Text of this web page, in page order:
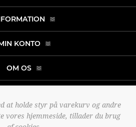
KONTO
OM OS
Alle rettigheder forbeholdt.
bynopCommerce
at holde styr på varekurv og andre
vores hjemmeside, tillader du brug